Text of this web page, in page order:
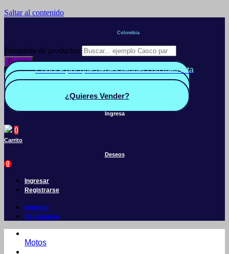
Saltar al contenido
Colombia
Búsqueda de productos
Buscar
Conoce por qué debes vender con mercleta
Quiero Vender
¿Quieres Vender?
Ingresa
0
Carrito
Deseos
0
Ingresar
Registrarse
Ingresar
Registrarse
Motos